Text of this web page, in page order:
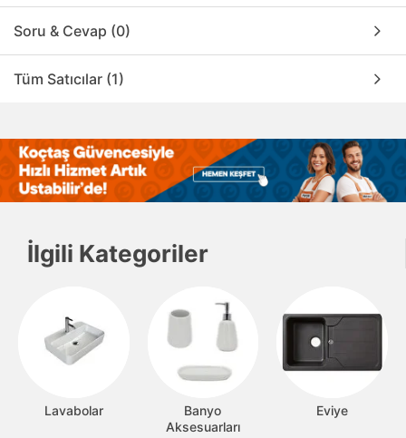
Soru & Cevap (0)
Tüm Satıcılar (1)
İlgili Kategoriler
Lavabolar
Banyo
Aksesuarları
Eviye